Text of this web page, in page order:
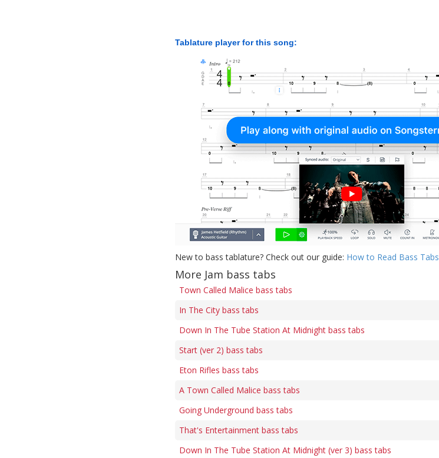
Tablature player for this song:
New to bass tablature? Check out our guide: How to Read Bass Tabs
More Jam bass tabs
Town Called Malice bass tabs
In The City bass tabs
Down In The Tube Station At Midnight bass tabs
Start (ver 2) bass tabs
Eton Rifles bass tabs
A Town Called Malice bass tabs
Going Underground bass tabs
That's Entertainment bass tabs
Down In The Tube Station At Midnight (ver 3) bass tabs